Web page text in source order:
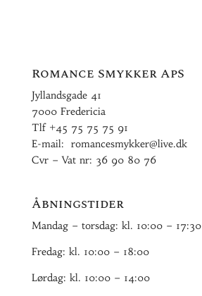
Romance Smykker ApS
Jyllandsgade 41
7000 Fredericia
Tlf +45 75 75 75 91
E-mail: romancesmykker@live.dk
Cvr – Vat nr: 36 90 80 76
Åbningstider
Mandag – torsdag: kl. 10:00 – 17:30
Fredag: kl. 10:00 – 18:00
Lørdag: kl. 10:00 – 14:00